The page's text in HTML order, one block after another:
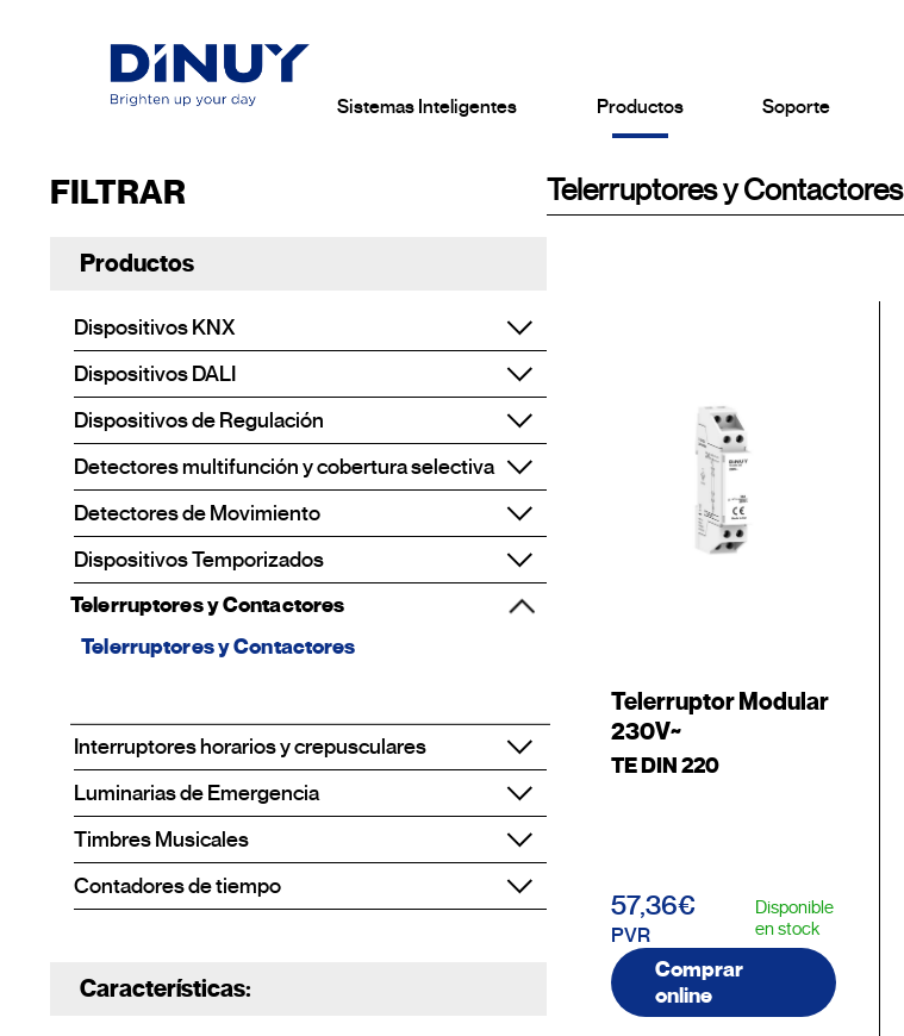
Sistemas Inteligentes Productos Soporte
FILTRAR
Productos
Dispositivos KNX
Dispositivos DALI
Dispositivos de Regulación
Detectores multifunción y cobertura selectiva
Detectores de Movimiento
Dispositivos Temporizados
Telerruptores y Contactores
Telerruptores y Contactores
Interruptores horarios y crepusculares
Luminarias de Emergencia
Timbres Musicales
Contadores de tiempo
Características:
Telerruptores y Contactores
Telerruptor Modular
230V~
TE DIN 220
57,36€
PVR
Disponible
en stock
Comprar
online